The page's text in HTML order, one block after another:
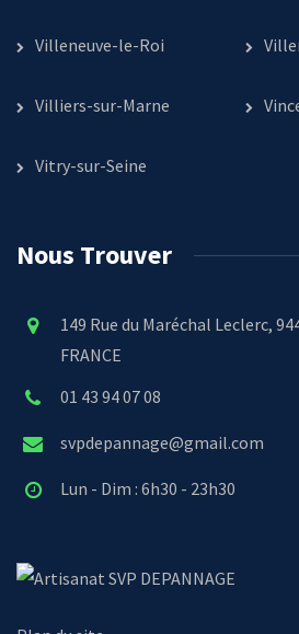
Villeneuve-le-Roi
Villiers-sur-Marne
Vitry-sur-Seine
Nous Trouver
149 Rue du Maréchal Leclerc,
FRANCE
01 43 94 07 08
svpdepannage@gmail.com
Lun - Dim : 6h30 - 23h30
SVP DEPANNAGE